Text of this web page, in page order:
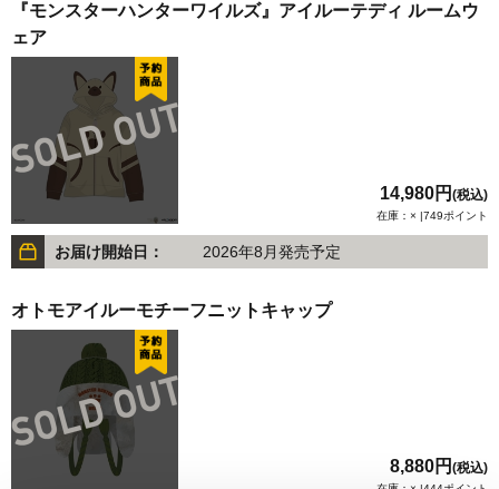
『モンスターハンターワイルズ』アイルーテディ ルームウ
ェア
14,980円 (税込)
在庫：× |749ポイント
お届け開始日： 2026年8月発売予定
オトモアイルーモチーフニットキャップ
8,880円 (税込)